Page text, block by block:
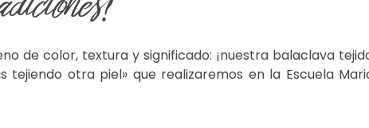
de color, textura y significado: ¡nuestra balaclava
otra piel» que realizaremos en la Escuela